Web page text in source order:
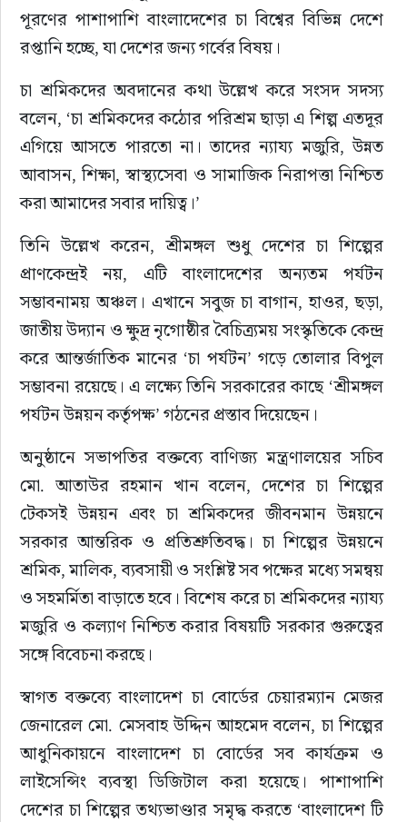
পূরণের পাশাপাশি বাংলাদেশের চা বিশ্বের বিভিন্ন দেশে
রপ্তানি হচ্ছে, যা দেশের জন্য গর্বের বিষয়।
চা শ্রমিকদের অবদানের কথা উল্লেখ করে সংসদ সদস্য
বলেন, ‘চা শ্রমিকদের কঠোর পরিশ্রম ছাড়া এ শিল্প এতদূর
এগিয়ে আসতে পারতো না। তাদের ন্যায্য মজুরি, উন্নত
আবাসন, শিক্ষা, স্বাস্থ্যসেবা ও সামাজিক নিরাপত্তা নিশ্চিত
করা আমাদের সবার দায়িত্ব।’
তিনি উল্লেখ করেন, শ্রীমঙ্গল শুধু দেশের চা শিল্পের
প্রাণকেন্দ্রই নয়, এটি বাংলাদেশের অন্যতম পর্যটন
সম্ভাবনাময় অঞ্চল। এখানে সবুজ চা বাগান, হাওর, ছড়া,
জাতীয় উদ্যান ও ক্ষুদ্র নৃগোষ্ঠীর বৈচিত্র্যময় সংস্কৃতিকে কেন্দ্র
করে আন্তর্জাতিক মানের ‘চা পর্যটন’ গড়ে তোলার বিপুল
সম্ভাবনা রয়েছে। এ লক্ষ্যে তিনি সরকারের কাছে ‘শ্রীমঙ্গল
পর্যটন উন্নয়ন কর্তৃপক্ষ’ গঠনের প্রস্তাব দিয়েছেন।
অনুষ্ঠানে সভাপতির বক্তব্যে বাণিজ্য মন্ত্রণালয়ের সচিব
মো. আতাউর রহমান খান বলেন, দেশের চা শিল্পের
টেকসই উন্নয়ন এবং চা শ্রমিকদের জীবনমান উন্নয়নে
সরকার আন্তরিক ও প্রতিশ্রুতিবদ্ধ। চা শিল্পের উন্নয়নে
শ্রমিক, মালিক, ব্যবসায়ী ও সংশ্লিষ্ট সব পক্ষের মধ্যে সমন্বয়
ও সহমর্মিতা বাড়াতে হবে। বিশেষ করে চা শ্রমিকদের ন্যায্য
মজুরি ও কল্যাণ নিশ্চিত করার বিষয়টি সরকার গুরুত্বের
সঙ্গে বিবেচনা করছে।
স্বাগত বক্তব্যে বাংলাদেশ চা বোর্ডের চেয়ারম্যান মেজর
জেনারেল মো. মেসবাহ উদ্দিন আহমেদ বলেন, চা শিল্পের
আধুনিকায়নে বাংলাদেশ চা বোর্ডের সব কার্যক্রম ও
লাইসেন্সিং ব্যবস্থা ডিজিটাল করা হয়েছে। পাশাপাশি
দেশের চা শিল্পের তথ্যভাণ্ডার সমৃদ্ধ করতে ‘বাংলাদেশ টি